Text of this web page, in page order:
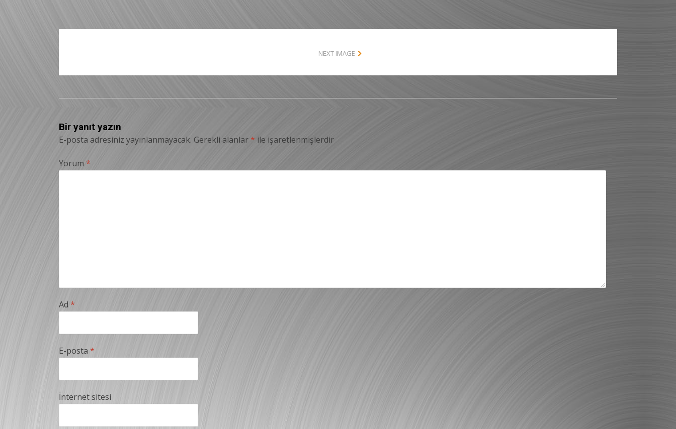
NEXT IMAGE
Bir yanıt yazın
E-posta adresiniz yayınlanmayacak. Gerekli alanlar * ile işaretlenmişlerdir
Yorum *
Ad *
E-posta *
İnternet sitesi